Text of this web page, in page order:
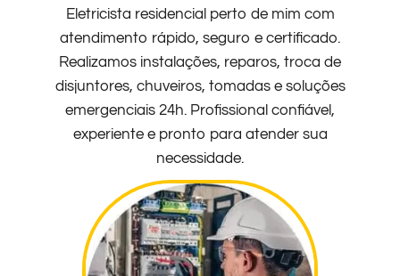
Eletricista residencial perto de mim com
atendimento rápido, seguro e certificado.
Realizamos instalações, reparos, troca de
disjuntores, chuveiros, tomadas e soluções
emergenciais 24h. Profissional confiável,
experiente e pronto para atender sua
necessidade.